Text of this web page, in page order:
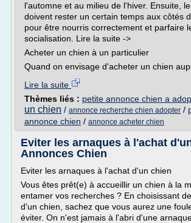
l'automne et au milieu de l'hiver. Ensuite,
doivent rester un certain temps aux côtés
pour être nourris correctement et parfaire
socialisation. Lire la suite ->
Acheter un chien à un particulier
Quand on envisage d'acheter un chien
Lire la suite
Thèmes liés : petite annonce chien a
un chien / annonce recherche chien adopter /
annonce chien / annonce acheter chien
Eviter les arnaques à l'achat
Annonces Chien
Eviter les arnaques à l'achat d'un chien
Vous êtes prêt(e) à accueillir un chien à la
entamer vos recherches ? En choisissant
d'un chien, sachez que vous aurez une
éviter. On n'est jamais à l'abri d'une